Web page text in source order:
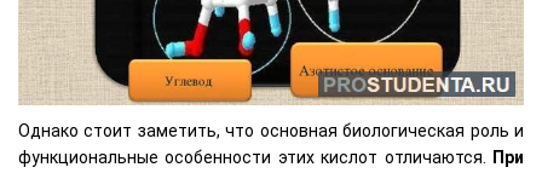
Однако стоит заметить, что основная биологическая роль и
функциональные особенности этих кислот отличаются. При